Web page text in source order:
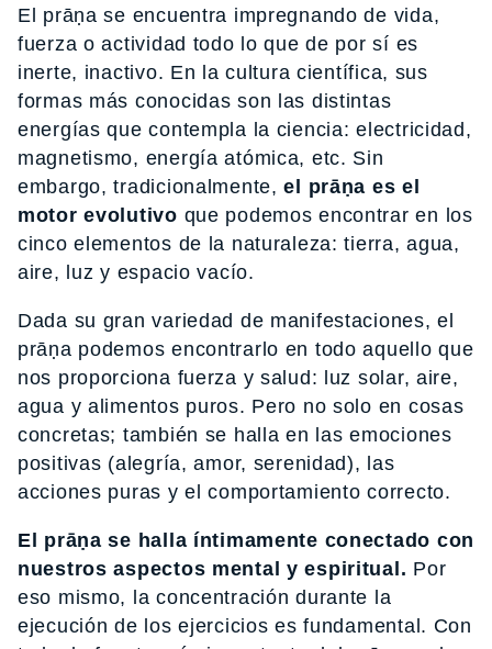
El prāṇa se encuentra impregnando de vida,
fuerza o actividad todo lo que de por sí es
inerte, inactivo. En la cultura científica, sus
formas más conocidas son las distintas
energías que contempla la ciencia: electricidad,
magnetismo, energía atómica, etc. Sin
embargo, tradicionalmente,el prāṇa es el
motor evolutivo que podemos encontrar en los
cinco elementos de la naturaleza: tierra, agua,
aire, luz y espacio vacío.
Dada su gran variedad de manifestaciones, el
prāṇa podemos encontrarlo en todo aquello que
nos proporciona fuerza y salud: luz solar, aire,
agua y alimentos puros. Pero no solo en cosas
concretas; también se halla en las emociones
positivas (alegría, amor, serenidad), las
acciones puras y el comportamiento correcto.
El prāṇa se halla íntimamente conectado con
nuestros aspectos mental y espiritual. Por
eso mismo, la concentración durante la
ejecución de los ejercicios es fundamental. Con